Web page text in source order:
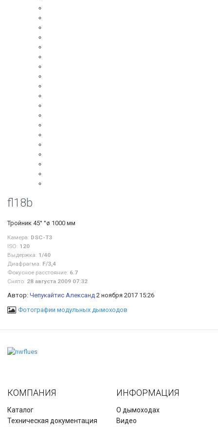
fl18b
Тройник 45° °ø 1000 мм
Камера: DSC-T3
ISO: 120
Выдержка: 1/40
Диафрагма: F/3,4
Фокусное расстояние: 6.7
Снято: 28 августа 2009 07:32
Автор: Чепукайтис Александ 2 ноября 2017 15:26
Фотографии модульных дымоходов
КОМПАНИЯ
Каталог
Техническая документация
ИНФОРМАЦИЯ
О дымоходах
Видео